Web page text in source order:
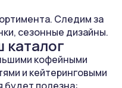
Следим за
сезонные дизайны.
каталог
кофейными
и кейтеринговыми